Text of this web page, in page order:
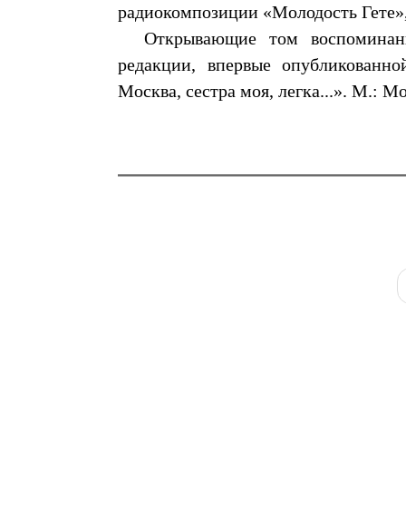
радиокомпозиции «Молодость
Открывающие том
редакции, впервые
Москва, сестра моя, легка...». М.: